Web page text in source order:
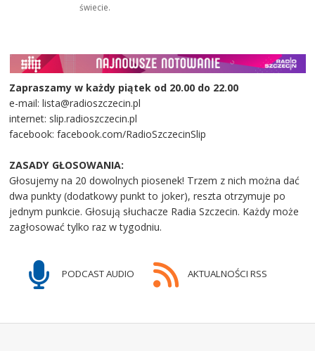
świecie.
Zapraszamy w każdy piątek od 20.00 do 22.00
e-mail: lista@radioszczecin.pl
internet: slip.radioszczecin.pl
facebook: facebook.com/RadioSzczecinSlip
ZASADY GŁOSOWANIA:
Głosujemy na 20 dowolnych piosenek! Trzem z nich można dać
dwa punkty (dodatkowy punkt to joker), reszta otrzymuje po
jednym punkcie. Głosują słuchacze Radia Szczecin. Każdy może
zagłosować tylko raz w tygodniu.
PODCAST AUDIO AKTUALNOŚCI RSS